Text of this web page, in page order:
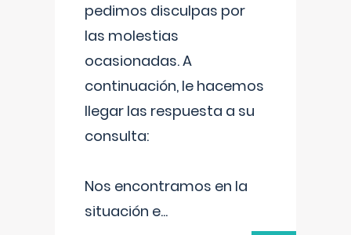
pedimos disculpas por
las molestias
ocasionadas. A
continuación, le hacemos
llegar las respuesta a su
consulta:
Nos encontramos en la
situación e...